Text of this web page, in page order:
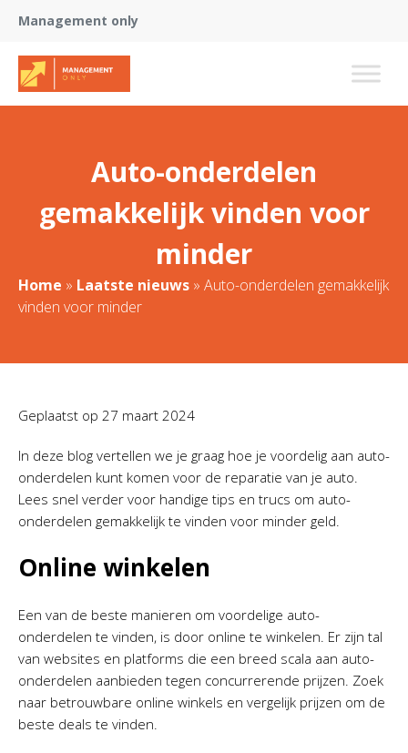
Management only
Auto-onderdelen
gemakkelijk vinden voor
minder
Home » Laatste nieuws » Auto-onderdelen gemakkelijk
vinden voor minder
Geplaatst op 27 maart 2024
In deze blog vertellen we je graag hoe je voordelig aan auto-
onderdelen kunt komen voor de reparatie van je auto.
Lees snel verder voor handige tips en trucs om auto-
onderdelen gemakkelijk te vinden voor minder geld.
Online winkelen
Een van de beste manieren om voordelige auto-
onderdelen te vinden, is door online te winkelen. Er zijn tal
van websites en platforms die een breed scala aan auto-
onderdelen aanbieden tegen concurrerende prijzen. Zoek
naar betrouwbare online winkels en vergelijk prijzen om de
beste deals te vinden.